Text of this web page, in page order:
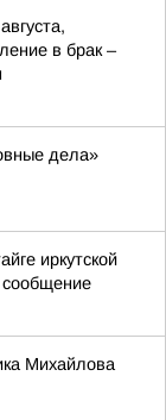
в брак –
дела»
иркутской
Михайлова